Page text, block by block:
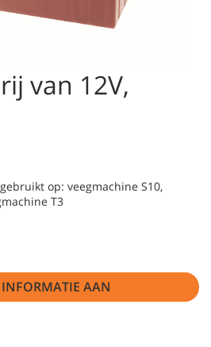
van 12V,
op: veegmachine S10,
T3
AAN